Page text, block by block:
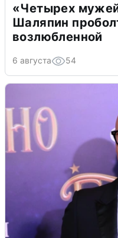
«Четырех
Шаляпин
возлюбленной
6 августа 54